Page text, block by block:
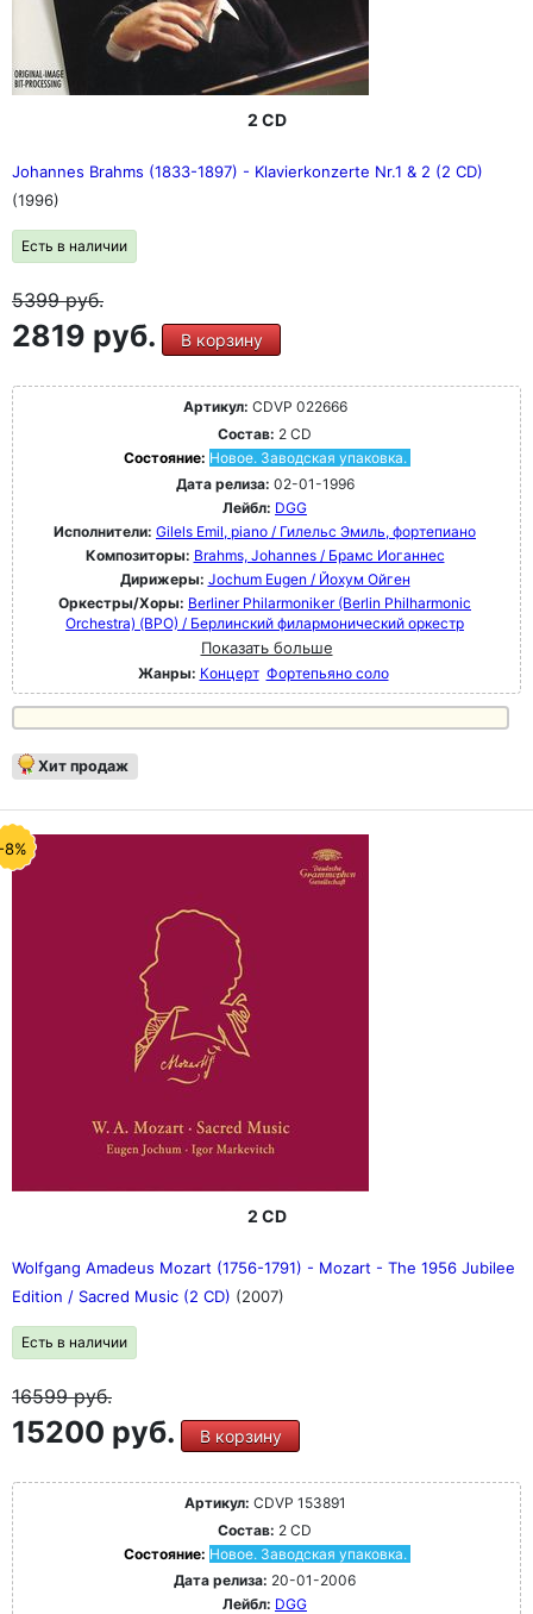
2 CD
Johannes Brahms (1833-1897) - Klavierkonzerte Nr.1 & 2 (2 CD)
(1996)
Есть в наличии
5399руб.
2819 руб. В корзину
Артикул: CDVP 022666
Состав: 2 CD
Состояние: Новое. Заводская упаковка.
Дата релиза: 02-01-1996
Лейбл: DGG
Исполнители: Gilels Emil, piano / Гилельс Эмиль, фортепиано
Композиторы: Brahms, Johannes / Брамс Иоганнес
Дирижеры: Jochum Eugen / Йохум Ойген
Оркестры/Хоры: Berliner Philarmoniker (Berlin Philharmonic
Orchestra) (BPO) / Берлинский филармонический оркестр
Показать больше
Жанры: Концерт Фортепьяно соло
Хит продаж
8%
2 CD
Wolfgang Amadeus Mozart (1756-1791) - Mozart - The 1956 Jubilee
Edition / Sacred Music (2 CD) (2007)
Есть в наличии
16599руб.
15200 руб. В корзину
Артикул: CDVP 153891
Состав: 2 CD
Состояние: Новое. Заводская упаковка.
Дата релиза: 20-01-2006
Лейбл: DGG